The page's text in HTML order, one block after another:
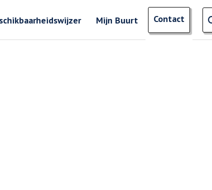
Mijn Buurt Contact
Zoeken naar ingevoerde termen